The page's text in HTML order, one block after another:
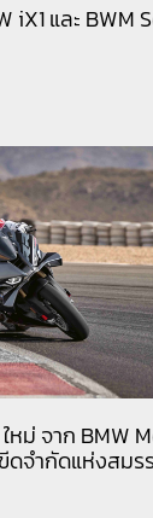
iX1 และ BWM
หม่ จาก BMW
จำกัดแห่งสมร